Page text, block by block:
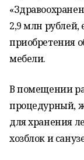
2,9 млн рублей,
приобретения
мебели.
В помещении
процедурный,
для хранения
хозблок и